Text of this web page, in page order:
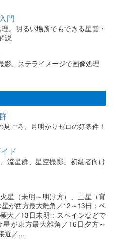
門
。明るい場所でもできる星雲・
説
影、ステライメージで画像処理
ごろ。月明かりゼロの好条件！
ド
流星群、星空撮影。初級者向け
星（未明～明け方）、土星（宵
が西方最大離角／12～13日：ペ
大／13日未明：スペインなどで
が東方最大離角／16日夕方～
近／…